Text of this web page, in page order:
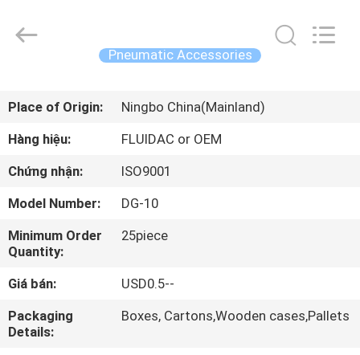
CHỦ
CÁC
SẢN
VỀ
FLUID
AUTOMATIC
Pneumatic Accessories
Place of Origin:
Ningbo China(Mainland)
Hàng hiệu:
FLUIDAC or OEM
Chứng nhận:
ISO9001
Model Number:
DG-10
Minimum Order
Quantity:
25piece
Giá bán:
USD0.5--
Packaging
Details:
Boxes, Cartons,Wooden cases,Pallets